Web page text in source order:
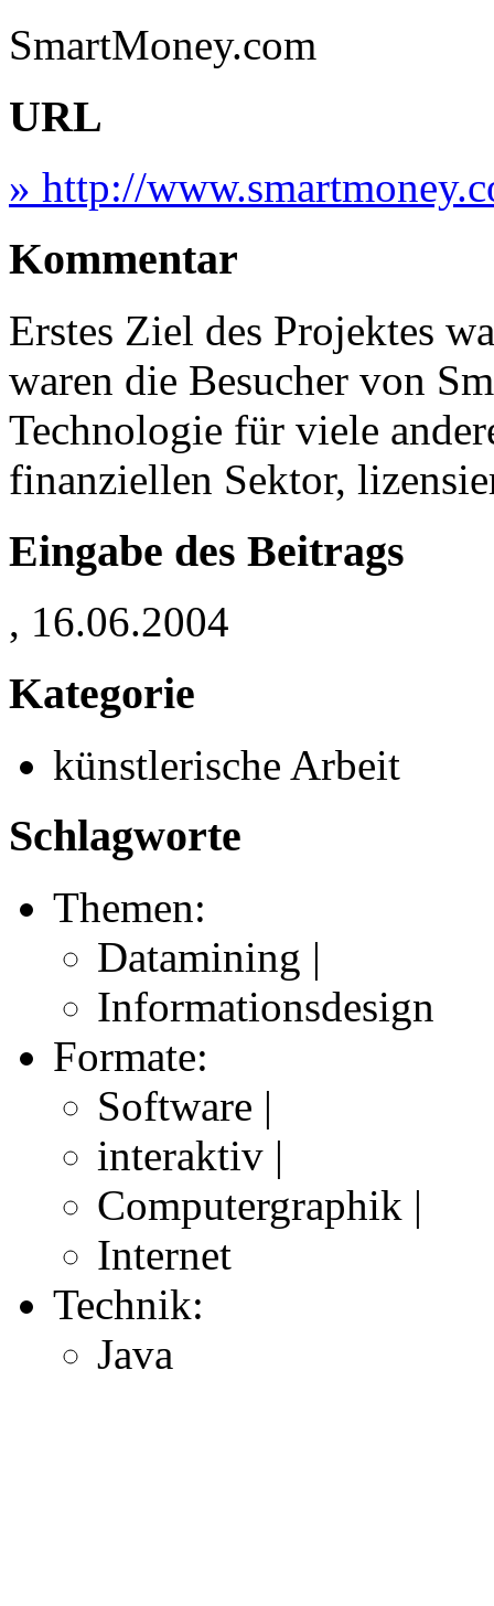
SmartMoney.com
URL
» http://
Kommentar
Erstes Ziel des Projektes
waren die Besucher von
Technologie für viele
finanziellen Sektor,
Eingabe des Beitrags
, 16.06.2004
Kategorie
künstlerische Arbeit
Schlagworte
Themen:
Datamining |
Informationsdesign
Formate:
Software |
interaktiv |
Computergraphik |
Internet
Technik:
Java